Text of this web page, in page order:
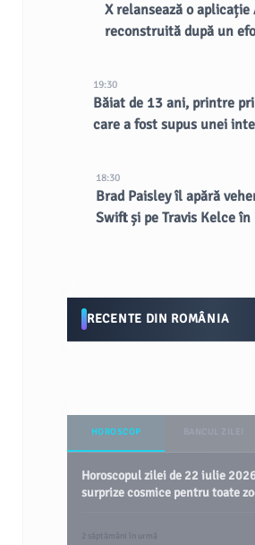
X relansează o aplicație
reconstruită după un
19:30
Băiat de 13 ani, printre
care a fost supus unei
18:30
Brad Paisley îl apără
Swift și pe Travis Kelce
RECENTE DIN ROMÂNIA
HOROSCOP
Horoscopul zilei de 22 iulie
surprize cosmice pentru toate
2 săptămâni în urmă